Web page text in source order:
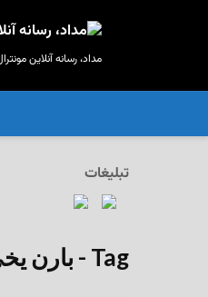
مداد، رسانه آنلاین
تبلیغات
Tag - بارن یخی